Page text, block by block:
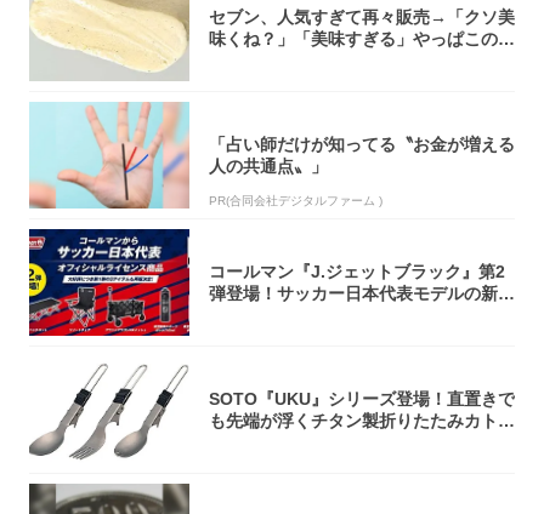
セブン、人気すぎて再々販売→「クソ美
味くね？」「美味すぎる」やっぱこのク
「占い師だけが知ってる〝お金が増える
人の共通点〟」
PR(合同会社デジタルファーム )
コールマン『J.ジェットブラック』第2
弾登場！サッカー日本代表モデルの新作
SOTO『UKU』シリーズ登場！直置きで
も先端が浮くチタン製折りたたみカトラ